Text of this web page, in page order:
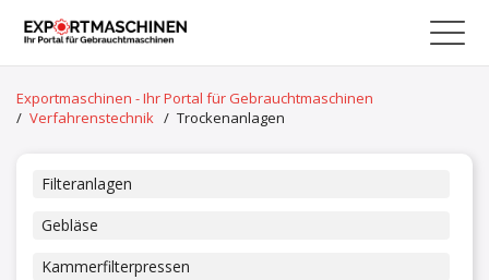
Exportmaschinen - Ihr Portal für Gebrauchtmaschinen
/ Verfahrenstechnik / Trockenanlagen
Filteranlagen
Gebläse
Kammerfilterpressen